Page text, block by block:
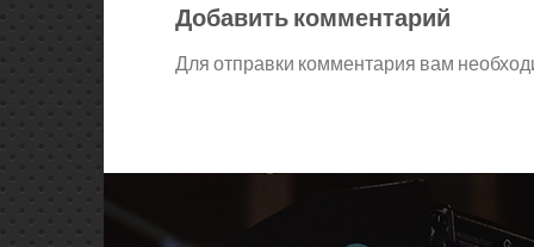
Добавить комментарий
Для отправки комментария вам